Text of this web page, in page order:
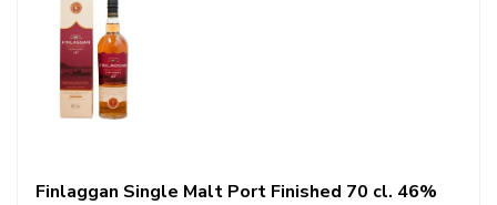
Finlaggan Single Malt Port Finished 70 cl. 46%